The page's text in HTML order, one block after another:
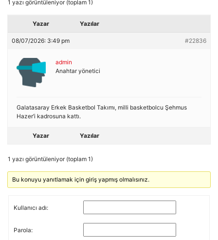
1 yazı görüntüleniyor (toplam 1)
Yazar Yazılar
08/07/2026: 3:49 pm #22836
admin
Anahtar yönetici
Galatasaray Erkek Basketbol Takımı, milli basketbolcu Şehmus
Hazer’i kadrosuna kattı.
Yazar Yazılar
1 yazı görüntüleniyor (toplam 1)
Bu konuyu yanıtlamak için giriş yapmış olmalısınız.
Kullanıcı adı:
Parola: